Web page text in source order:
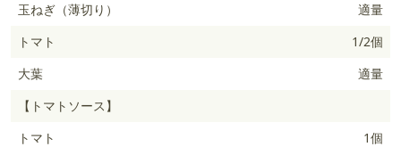
玉ねぎ（薄切り）
適量
トマト
1/2個
大葉
適量
【トマトソース】
トマト
1個